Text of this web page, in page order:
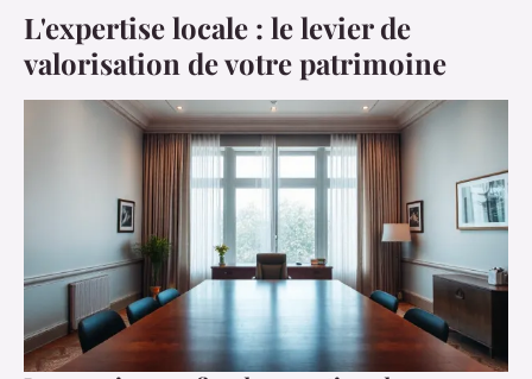
L'expertise locale : le levier de
valorisation de votre patrimoine